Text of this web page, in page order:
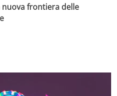
nuova frontiera delle